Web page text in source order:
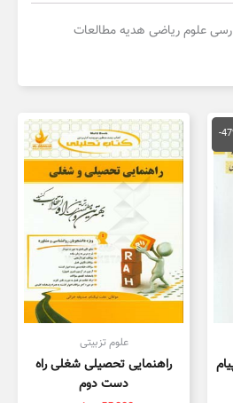
کتاب فارسی علوم ریاضی هدیه مطالعات
-
قیمت
فعلی
80,000 تومان
است.
علوم تزبیتی
راهنمایی تحصیلی شغلی راه
دست دوم